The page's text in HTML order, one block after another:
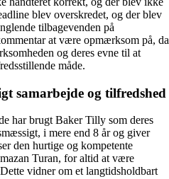
blev overskredet, og der blev
tilbagevenden på
at være opmærksom på, da
og deres evne til at
måde.
samarbejde og tilfredshed
har brugt Baker Tilly som deres
i mere end 8 år og giver
den hurtige og kompetente
Turan, for altid at være
vidner om et langtidsholdbart